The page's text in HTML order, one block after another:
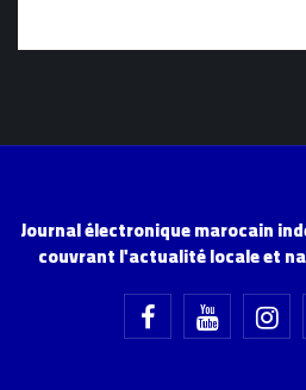
Journal électronique marocain
couvrant l'actualité locale et